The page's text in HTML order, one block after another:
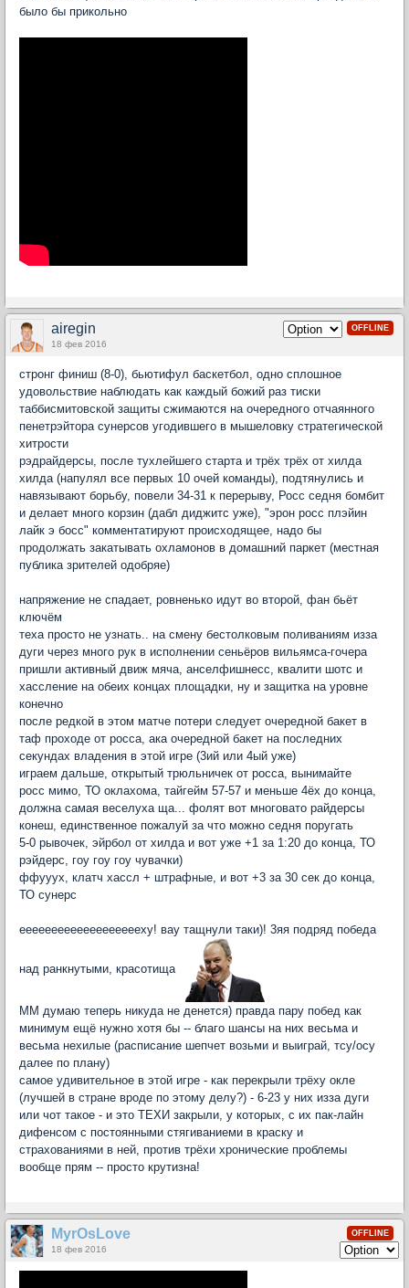
было бы прикольно
OFFLINE
airegin
18 фев 2016
стронг финиш (8-0), бьютифул баскетбол, одно сплошное
удовольствие наблюдать как каждый божий раз тиски
таббисмитовской защиты сжимаются на очередного отчаянного
пенетрэйтора сунерсов угодившего в мышеловку стратегической
хитрости
рэдрайдерсы, после тухлейшего старта и трёх трёх от хилда
хилда (напулял все первых 10 очей команды), подтянулись и
навязывают борьбу, повели 34-31 к перерыву, Росс седня бомбит
и делает много корзин (дабл диджитс уже), "эрон росс плэйин
лайк э босс" комментатируют происходящее, надо бы
продолжать закатывать охламонов в домашний паркет (местная
публика зрителей одобряе)
напряжение не спадает, ровненько идут во второй, фан бьёт
ключём
теха просто не узнать.. на смену бестолковым поливаниям изза
дуги через много рук в исполнении сеньёров вильямса-гочера
пришли активный движ мяча, анселфишнесс, квалити шотс и
хассление на обеих концах площадки, ну и защитка на уровне
конечно
после редкой в этом матче потери следует очередной бакет в
таф проходе от росса, ака очередной бакет на последних
секундах владения в этой игре (3ий или 4ый уже)
играем дальше, открытый трюльничек от росса, вынимайте
росс мимо, ТО оклахома, тайгейм 57-57 и меньше 4ёх до конца,
должна самая веселуха ща... фолят вот многовато райдерсы
конеш, единственное пожалуй за что можно седня поругать
5-0 рывочек, эйрбол от хилда и вот уже +1 за 1:20 до конца, ТО
рэйдерс, гоу гоу гоу чувачки)
ффууух, клатч хассл + штрафные, и вот +3 за 30 сек до конца,
ТО сунерс
еееееееееееееееееееху! вау тащнули таки)! 3яя подряд победа
над ранкнутыми, красотища
ММ думаю теперь никуда не денется) правда пару побед как
минимум ещё нужно хотя бы -- благо шансы на них весьма и
весьма нехилые (расписание шепчет возьми и выиграй, тсу/осу
далее по плану)
самое удивительное в этой игре - как перекрыли трёху окле
(лучшей в стране вроде по этому делу?) - 6-23 у них изза дуги
или чот такое - и это ТЕХИ закрыли, у которых, с их пак-лайн
дифенсом с постоянными стягиваниеми в краску и
страхованиями в ней, против трёхи хронические проблемы
вообще прям -- просто крутизна!
OFFLINE
MyrOsLove
18 фев 2016